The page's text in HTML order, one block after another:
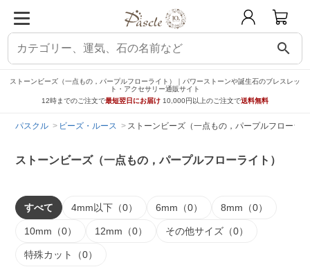
search
ストーンビーズ（一点もの，パープルフローライト）｜パワーストーンや誕生石のブレスレッ
ト・アクセサリー通販サイト
12時までのご注文で最短翌日にお届け 10,000円以上のご注文で送料無料
パスクル ビーズ・ルース ストーンビーズ（一点もの，パープルフローラ
ストーンビーズ（一点もの，パープルフローライト）
すべて 4mm以下（0） 6mm（0） 8mm（0）
10mm（0） 12mm（0） その他サイズ（0）
特殊カット（0）